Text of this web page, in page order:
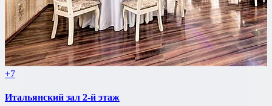
+7
Итальянский зал 2-й этаж